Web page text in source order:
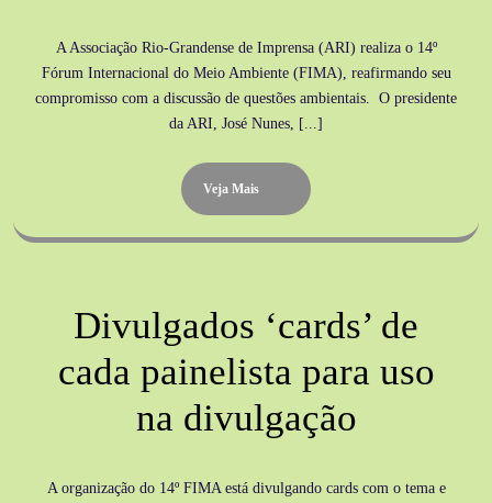
A Associação Rio-Grandense de Imprensa (ARI) realiza o 14º
Fórum Internacional do Meio Ambiente (FIMA), reafirmando seu
compromisso com a discussão de questões ambientais. O presidente
da ARI, José Nunes, [...]
Veja Mais
Divulgados ‘cards’ de
cada painelista para uso
na divulgação
A organização do 14º FIMA está divulgando cards com o tema e